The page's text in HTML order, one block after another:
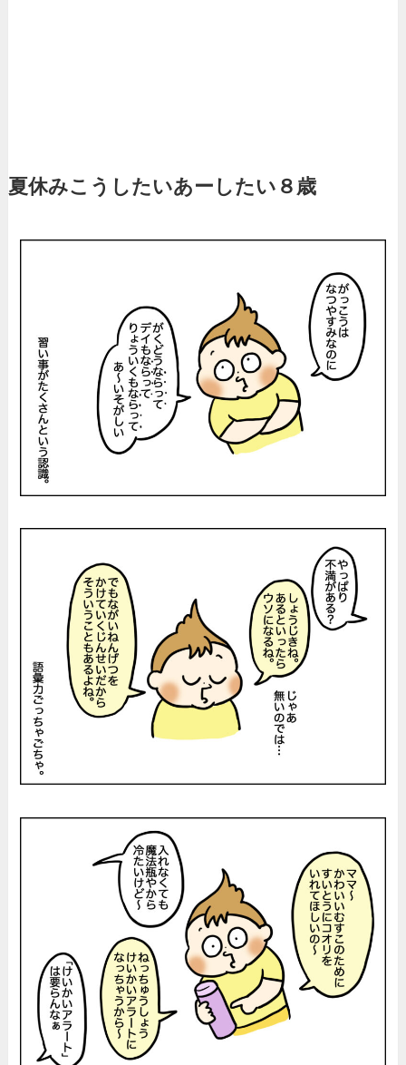
夏休みこうしたいあーしたい８歳